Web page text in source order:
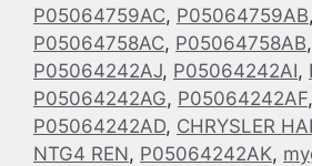
P05064759AC, P05064759AB,
P05064758AC, P05064758AB,
P05064242AJ, P05064242AI,
P05064242AG, P05064242AF,
P05064242AD, CHRYSLER
NTG4 REN, P05064242AK,